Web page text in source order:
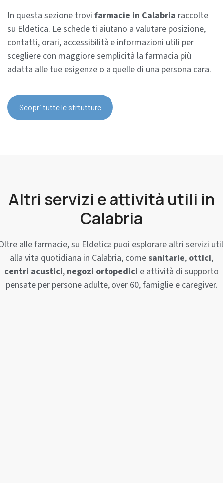
In questa sezione trovi farmacie in Calabria raccolte
su Eldetica. Le schede ti aiutano a valutare posizione,
contatti, orari, accessibilità e informazioni utili per
scegliere con maggiore semplicità la farmacia più
adatta alle tue esigenze o a quelle di una persona cara.
Scopri tutte le strtutture
Altri servizi e attività utili in
Calabria
alle farmacie, su Eldetica puoi esplorare altri servizi
alla vita quotidiana in Calabria, comesanitarie, ottici,
centri acustici, negozi ortopedici e attività di supporto
pensate per persone adulte, over 60, famiglie e caregiver.